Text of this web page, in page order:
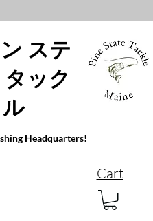
ステ
ック
ル
Headquarters!
Cart